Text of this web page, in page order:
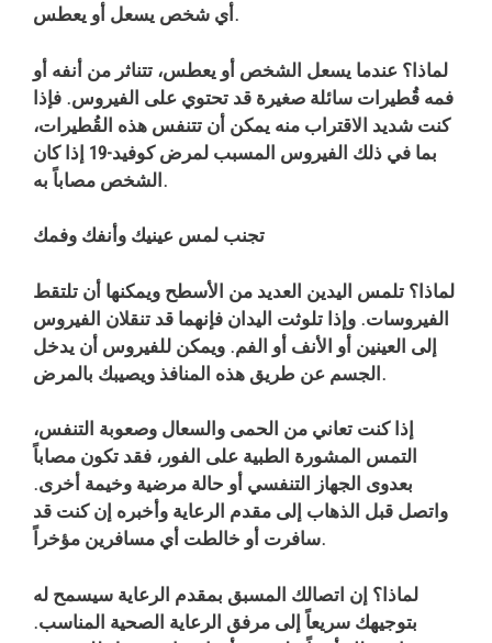
أي شخص يسعل أو يعطس.
لماذا؟ عندما يسعل الشخص أو يعطس، تتناثر من أنفه أو
فمه قُطيرات سائلة صغيرة قد تحتوي على الفيروس. فإذا
كنت شديد الاقتراب منه يمكن أن تتنفس هذه القُطيرات،
بما في ذلك الفيروس المسبب لمرض كوفيد-19 إذا كان
الشخص مصاباً به.
تجنب لمس عينيك وأنفك وفمك
لماذا؟ تلمس اليدين العديد من الأسطح ويمكنها أن تلتقط
الفيروسات. وإذا تلوثت اليدان فإنهما قد تنقلان الفيروس
إلى العينين أو الأنف أو الفم. ويمكن للفيروس أن يدخل
الجسم عن طريق هذه المنافذ ويصيبك بالمرض.
إذا كنت تعاني من الحمى والسعال وصعوبة التنفس،
التمس المشورة الطبية على الفور، فقد تكون مصاباً
بعدوى الجهاز التنفسي أو حالة مرضية وخيمة أخرى.
واتصل قبل الذهاب إلى مقدم الرعاية وأخبره إن كنت قد
سافرت أو خالطت أي مسافرين مؤخراً.
لماذا؟ إن اتصالك المسبق بمقدم الرعاية سيسمح له
بتوجيهك سريعاً إلى مرفق الرعاية الصحية المناسب.